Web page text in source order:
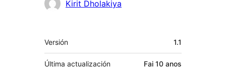
Colaboradores
Kirit Dholakiya
Meta
Versión 1.1
Última actualización Fai 10 anos